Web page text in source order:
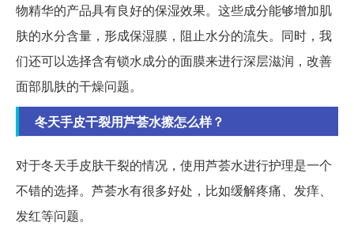
物精华的产品具有良好的保湿效果。这些成分能够增加肌
肤的水分含量，形成保湿膜，阻止水分的流失。同时，我
们还可以选择含有锁水成分的面膜来进行深层滋润，改善
面部肌肤的干燥问题。
冬天手皮干裂用芦荟水擦怎么样？
对于冬天手皮肤干裂的情况，使用芦荟水进行护理是一个
不错的选择。芦荟水有很多好处，比如缓解疼痛、发痒、
发红等问题。